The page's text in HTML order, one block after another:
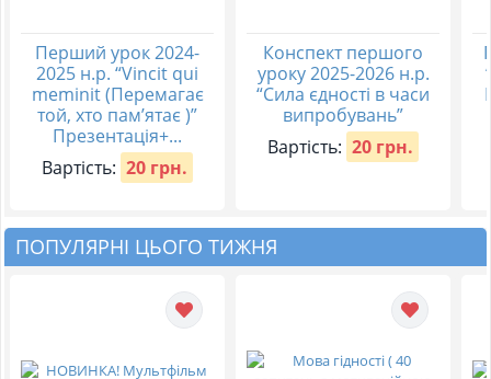
Перший урок 2024-
2025 н.р. “Vincit qui
meminit (Перемагає
той, хто пам’ятає )”
Презентація+...
Вартість: 20 грн.
Конспект першого
уроку 2025-2026 н.р.
“Сила єдності в часи
випробувань”
Вартість: 20 грн.
ПОПУЛЯРНІ ЦЬОГО ТИЖНЯ